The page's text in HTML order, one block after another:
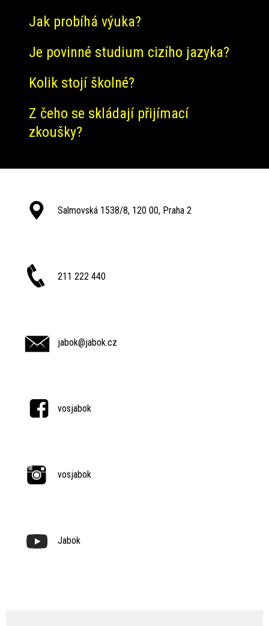
Jak probíhá výuka?
Je povinné studium cizího jazyka?
Kolik stojí školné?
Z čeho se skládají přijímací
zkoušky?
Salmovská 1538/8, 120 00, Praha 2
211 222 440
jabok@jabok.cz
vosjabok
vosjabok
Jabok